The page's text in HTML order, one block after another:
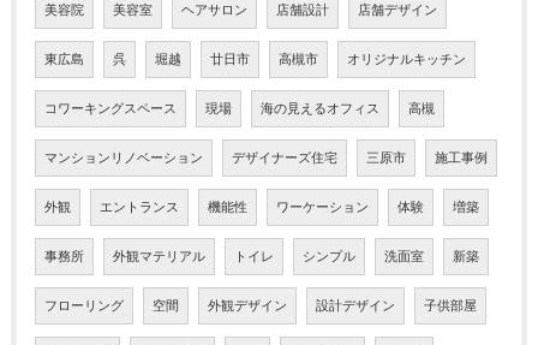
美容院 美容室 ヘアサロン 店舗設計 店舗デザイン
東広島 呉 堀越 廿日市 高槻市 オリジナルキッチン
コワーキングスペース 現場 海の見えるオフィス 高槻
マンションリノベーション デザイナーズ住宅 三原市 施工事例
外観 エントランス 機能性 ワーケーション 体験 増築
事務所 外観マテリアル トイレ シンプル 洗面室 新築
フローリング 空間 外観デザイン 設計デザイン 子供部屋